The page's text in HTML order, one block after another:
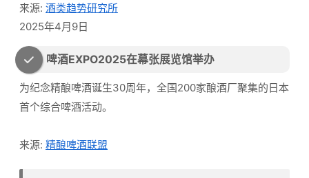
来源: 酒类趋势研究所
2025年4月9日
啤酒EXPO2025在幕张展览馆举办
为纪念精酿啤酒诞生30周年，全国200家酿酒厂聚集的日本
首个综合啤酒活动。
来源: 精酿啤酒联盟